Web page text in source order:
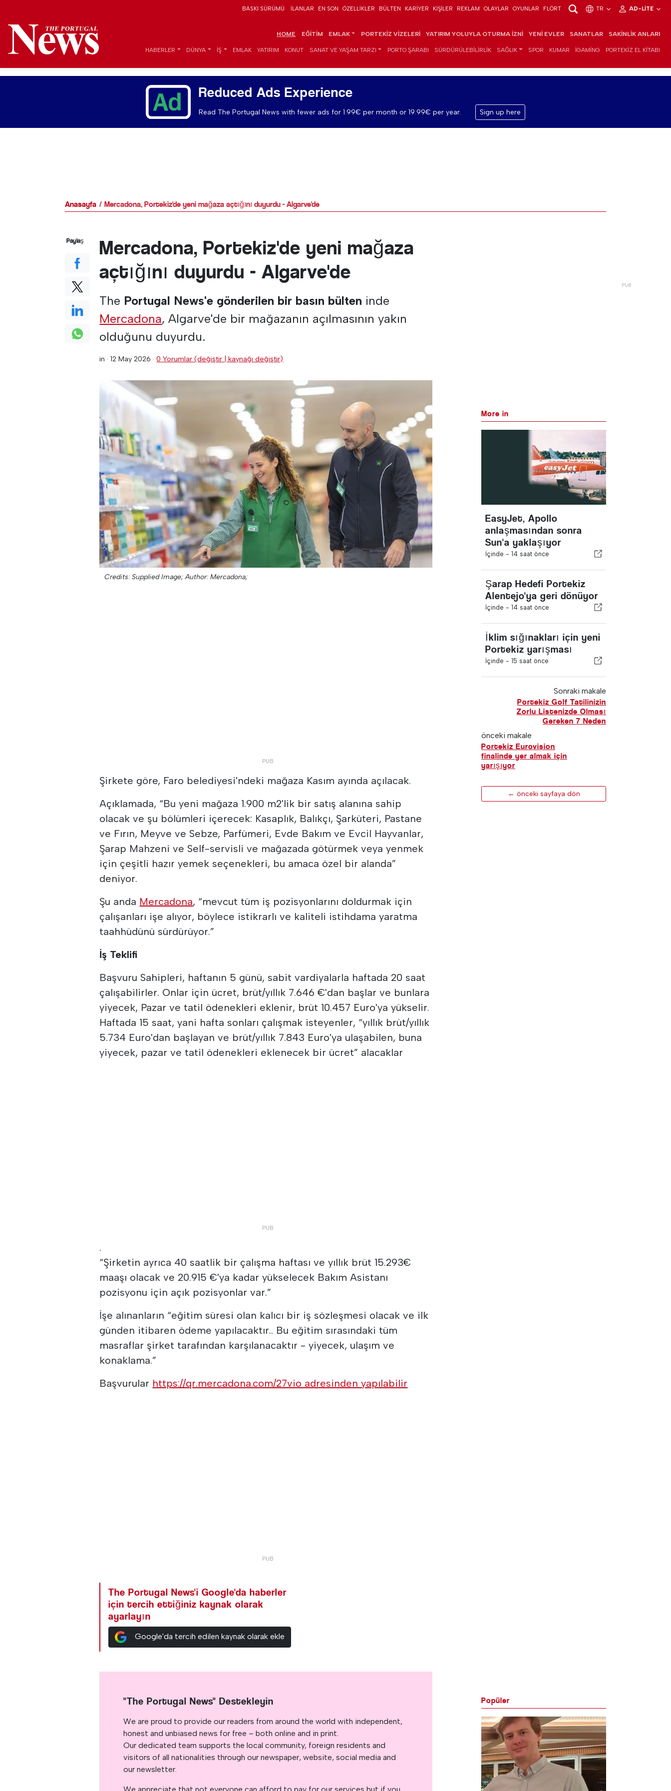
BASKI SÜRÜMÜ İLANLAR EN SON ÖZELLIKLER BÜLTEN KARIYER KIŞILER REKLAM OLAYLAR OYUNLAR FLÖRT TR AD-LITE
HOME EĞITIM EMLAK PORTEKIZ VIZELERI YATIRIM YOLUYLA OTURMA İZNI YENI EVLER SANATLAR SAKINLIK ANLARI
HABERLER DÜNYA İŞ EMLAK YATIRIM KONUT SANAT VE YAŞAM TARZI PORTO ŞARABI SÜRDÜRÜLEBILIRLIK SAĞLIK SPOR KUMAR IGAMING PORTEKIZ EL KITABI
Reduced Ads Experience
Read The Portugal News with fewer ads for 1.99€ per month or 19.99€ per year. Sign up here
Anasayfa Mercadona, Portekiz'de yeni mağaza açtığını duyurdu - Algarve'de
Mercadona, Portekiz'de yeni mağaza
açtığını duyurdu - Algarve'de
The Portugal News'e gönderilen bir basın bülten inde
Mercadona, Algarve'de bir mağazanın açılmasının yakın
olduğunu duyurdu.
in ·12 May 2026 ·0 Yorumlar (değiştir | kaynağı değiştir)
Credits: Supplied Image; Author: Mercadona;
Şirkete göre, Faro belediyesi'ndeki mağaza Kasım ayında açılacak.
Açıklamada, “Bu yeni mağaza 1.900 m2'lik bir satış alanına sahip
olacak ve şu bölümleri içerecek: Kasaplık, Balıkçı, Şarküteri, Pastane
ve Fırın, Meyve ve Sebze, Parfümeri, Evde Bakım ve Evcil Hayvanlar,
Şarap Mahzeni ve Self-servisli ve mağazada götürmek veya yenmek
için çeşitli hazır yemek seçenekleri, bu amaca özel bir alanda”
deniyor.
Şu anda Mercadona, “mevcut tüm iş pozisyonlarını doldurmak için
çalışanları işe alıyor, böylece istikrarlı ve kaliteli istihdama yaratma
taahhüdünü sürdürüyor.”
İş Teklifi
Başvuru Sahipleri, haftanın 5 günü, sabit vardiyalarla haftada 20 saat
çalışabilirler. Onlar için ücret, brüt/yıllık 7.646 €'dan başlar ve bunlara
yiyecek, Pazar ve tatil ödenekleri eklenir, brüt 10.457 Euro'ya yükselir.
Haftada 15 saat, yani hafta sonları çalışmak isteyenler, “yıllık brüt/yıllık
5.734 Euro'dan başlayan ve brüt/yıllık 7.843 Euro'ya ulaşabilen, buna
yiyecek, pazar ve tatil ödenekleri eklenecek bir ücret” alacaklar
.
“Şirketin ayrıca 40 saatlik bir çalışma haftası ve yıllık brüt 15.293€
maaşı olacak ve 20.915 €'ya kadar yükselecek Bakım Asistanı
pozisyonu için açık pozisyonlar var.”
İşe alınanların “eğitim süresi olan kalıcı bir iş sözleşmesi olacak ve ilk
günden itibaren ödeme yapılacaktır.. Bu eğitim sırasındaki tüm
masraflar şirket tarafından karşılanacaktır - yiyecek, ulaşım ve
konaklama.”
Başvurular https://qr.mercadona.com/27vio adresinden yapılabilir
The Portugal News'i Google'da haberler
için tercih ettiğiniz kaynak olarak
ayarlayın
Google'da tercih edilen kaynak olarak ekle
Paylaş
More in
EasyJet, Apollo
anlaşmasından sonra
Sun'a yaklaşıyor
İçinde - 14 saat önce
Şarap Hedefi Portekiz
Alentejo'ya geri dönüyor
İçinde - 14 saat önce
İklim sığınakları için yeni
Portekiz yarışması
İçinde - 15 saat önce
Sonraki makale
Portekiz Golf Tatilinizin
Zorlu Listenizde Olması
Gereken 7 Neden
önceki makale
Portekiz Eurovision
finalinde yer almak için
yarışıyor
← önceki sayfaya dön
"The Portugal News" Destekleyin
We are proud to provide our readers from around the world with independent,
honest and unbiased news for free – both online and in print.
Our dedicated team supports the local community, foreign residents and
visitors of all nationalities through our newspaper, website, social media and
our newsletter.
Popüler